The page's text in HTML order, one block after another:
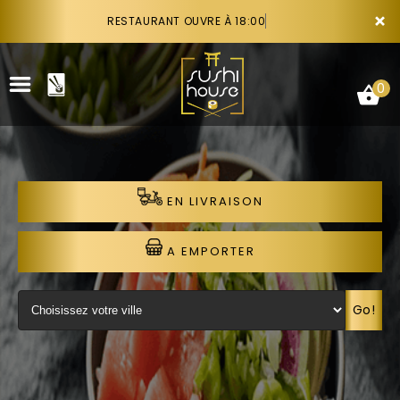
×
RESTAURANT OUVRE À 18:00
VOTRE COMPTE
NOTRE RESTAURANT
VOS AVIS
0
EN LIVRAISON
A EMPORTER
Go!